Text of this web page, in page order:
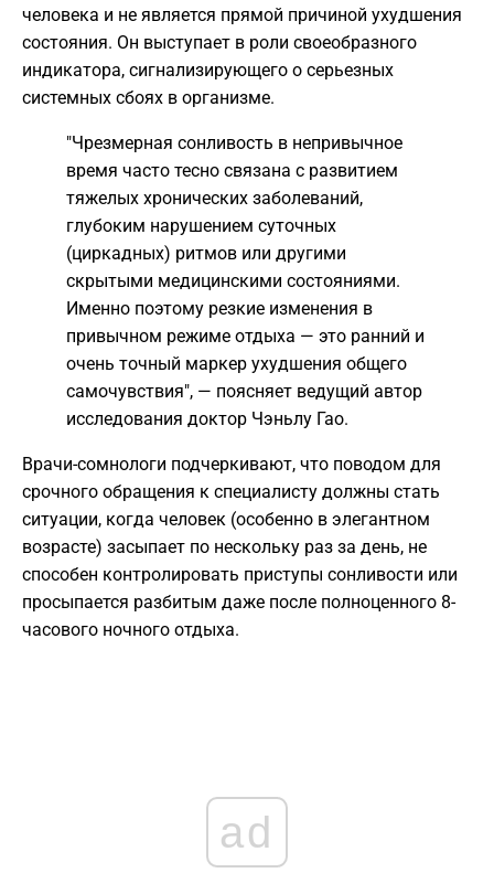
человека и не является прямой причиной ухудшения
состояния. Он выступает в роли своеобразного
индикатора, сигнализирующего о серьезных
системных сбоях в организме.
"Чрезмерная сонливость в непривычное
время часто тесно связана с развитием
тяжелых хронических заболеваний,
глубоким нарушением суточных
(циркадных) ритмов или другими
скрытыми медицинскими состояниями.
Именно поэтому резкие изменения в
привычном режиме отдыха — это ранний и
очень точный маркер ухудшения общего
самочувствия", — поясняет ведущий автор
исследования доктор Чэньлу Гао.
Врачи-сомнологи подчеркивают, что поводом для
срочного обращения к специалисту должны стать
ситуации, когда человек (особенно в элегантном
возрасте) засыпает по нескольку раз за день, не
способен контролировать приступы сонливости или
просыпается разбитым даже после полноценного 8-
часового ночного отдыха.
ad